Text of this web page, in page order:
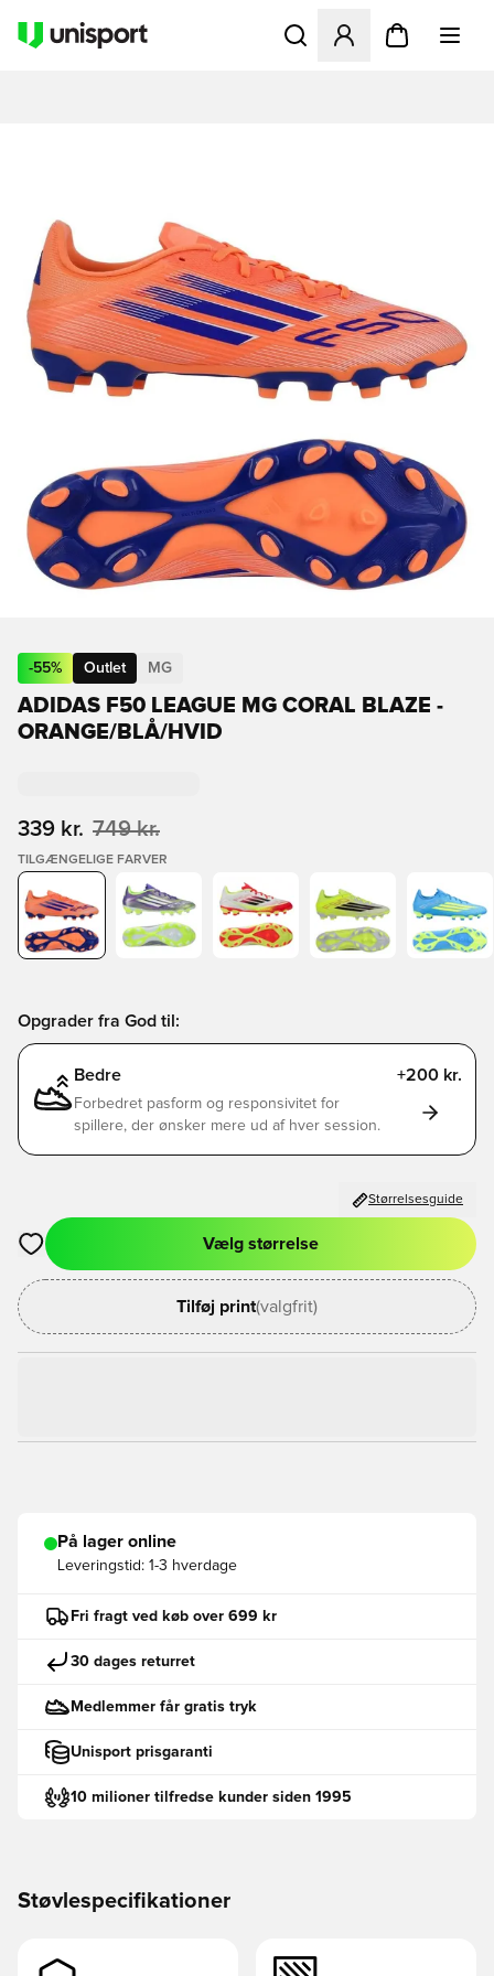
Åbner en Modal til at
-55% Outlet MG
ADIDAS F50 LEAGUE MG CORAL BLAZE -
ORANGE/BLÅ/HVID
339 kr. 749 kr.
TILGÆNGELIGE FARVER
Opgrader fra God til:
Bedre +200 kr.
Forbedret pasform og responsivitet for
spillere, der ønsker mere ud af hver session.
Størrelsesguide
Åbner en Modal til at logge ind eller tilmelde dig som medlem
Vælg størrelse
Tilføj print(valgfrit)
På lager online
Leveringstid: 1-3 hverdage
Fri fragt ved køb over 699 kr
30 dages returret
Medlemmer får gratis tryk
Unisport prisgaranti
10 milioner tilfredse kunder siden 1995
Støvlespecifikationer